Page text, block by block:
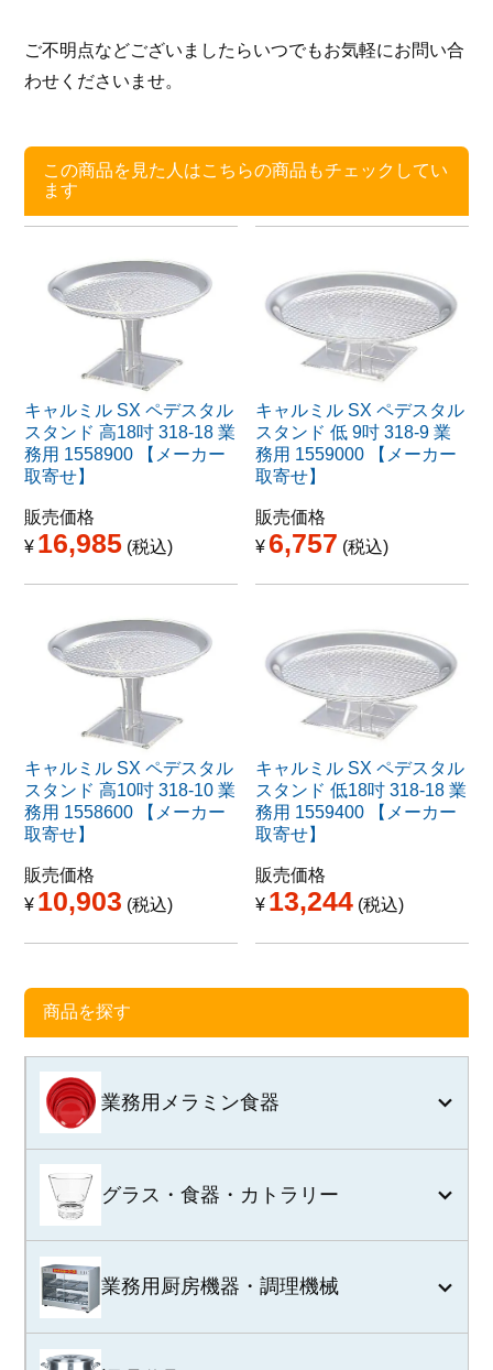
ご不明点などございましたらいつでもお気軽にお問い合
わせくださいませ。
この商品を見た人はこちらの商品もチェックしてい
ます
キャルミル SX ペデスタル
スタンド 高18吋 318-18 業
務用 1558900 【メーカー
取寄せ】
販売価格
¥ 16,985 税込
キャルミル SX ペデスタル
スタンド 低 9吋 318-9 業
務用 1559000 【メーカー
取寄せ】
販売価格
¥ 6,757 税込
キャルミル SX ペデスタル
スタンド 高10吋 318-10 業
務用 1558600 【メーカー
取寄せ】
販売価格
¥ 10,903 税込
キャルミル SX ペデスタル
スタンド 低18吋 318-18 業
務用 1559400 【メーカー
取寄せ】
販売価格
¥ 13,244 税込
商品を探す
業務用メラミン食器
グラス・食器・カトラリー
業務用厨房機器・調理機械